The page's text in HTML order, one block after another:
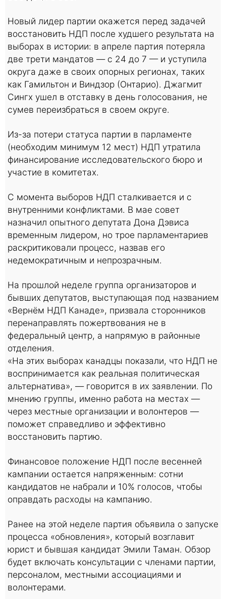
Новый лидер партии окажется перед задачей
восстановить НДП после худшего результата на
выборах в истории: в апреле партия потеряла
две трети мандатов — с 24 до 7 — и уступила
округа даже в своих опорных регионах, таких
как Гамильтон и Виндзор (Онтарио). Джагмит
Сингх ушел в отставку в день голосования, не
сумев переизбраться в своем округе.
Из-за потери статуса партии в парламенте
(необходим минимум 12 мест) НДП утратила
финансирование исследовательского бюро и
участие в комитетах.
С момента выборов НДП сталкивается и с
внутренними конфликтами. В мае совет
назначил опытного депутата Дона Дэвиса
временным лидером, но трое парламентариев
раскритиковали процесс, назвав его
недемократичным и непрозрачным.
На прошлой неделе группа организаторов и
бывших депутатов, выступающая под названием
«Вернём НДП Канаде», призвала сторонников
перенаправлять пожертвования не в
федеральный центр, а напрямую в районные
отделения.
«На этих выборах канадцы показали, что НДП не
воспринимается как реальная политическая
альтернатива», — говорится в их заявлении. По
мнению группы, именно работа на местах —
через местные организации и волонтеров —
поможет справедливо и эффективно
восстановить партию.
Финансовое положение НДП после весенней
кампании остается напряженным: сотни
кандидатов не набрали и 10% голосов, чтобы
оправдать расходы на кампанию.
Ранее на этой неделе партия объявила о запуске
процесса «обновления», который возглавит
юрист и бывшая кандидат Эмили Таман. Обзор
будет включать консультации с членами партии,
персоналом, местными ассоциациями и
волонтерами.